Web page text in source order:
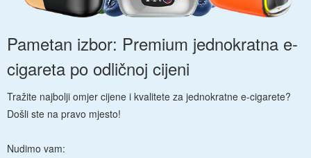
Pametan izbor: Premium jednokratna e-
cigareta po odličnoj cijeni
Tražite najbolji omjer cijene i kvalitete za jednokratne e-cigarete?
Došli ste na pravo mjesto!
Nudimo vam: